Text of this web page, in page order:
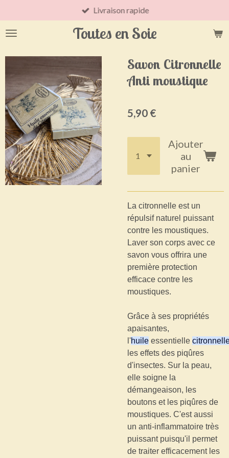
au
contenu
Toutes en Soie
Livraison rapide
Savon Citronnelle
Anti moustique
5,90 €
Ajouter
au
panier
La citronnelle est un
répulsif naturel puissant
contre les moustiques.
Laver son corps avec ce
savon vous offrira une
première protection
efficace contre les
moustiques.
Grâce à ses propriétés
apaisantes,
l'huile essentielle
les effets des piqûres
d'insectes. Sur la peau,
elle soigne la
démangeaison, les
boutons et les piqûres de
moustiques. C'est aussi
un anti-inflammatoire très
puissant puisqu'il permet
de traiter efficacement les